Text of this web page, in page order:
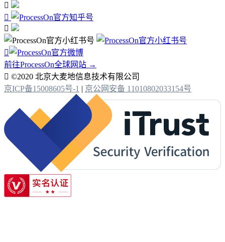




前往ProcessOn全球网站 →
 ©2020 北京大麦地信息技术有限公司
京ICP备15008605号-1 | 京公网安备 11010802033154号